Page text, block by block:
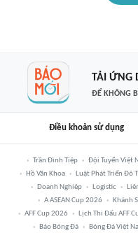
TẢI ỨNG
ĐỂ KHÔNG
Điều khoản sử dụng
Trần Đình Tiệp Đội Tuyển Việt
Hồ Văn Khoa
Luật Phát Triển Đô
Doanh Nghiệp
Logistic
A ASEAN Cup 2026
Khánh
AFF Cup 2026
Lịch Thi Đấu AFF
Báo Bóng Đá
Bóng Đá Việt